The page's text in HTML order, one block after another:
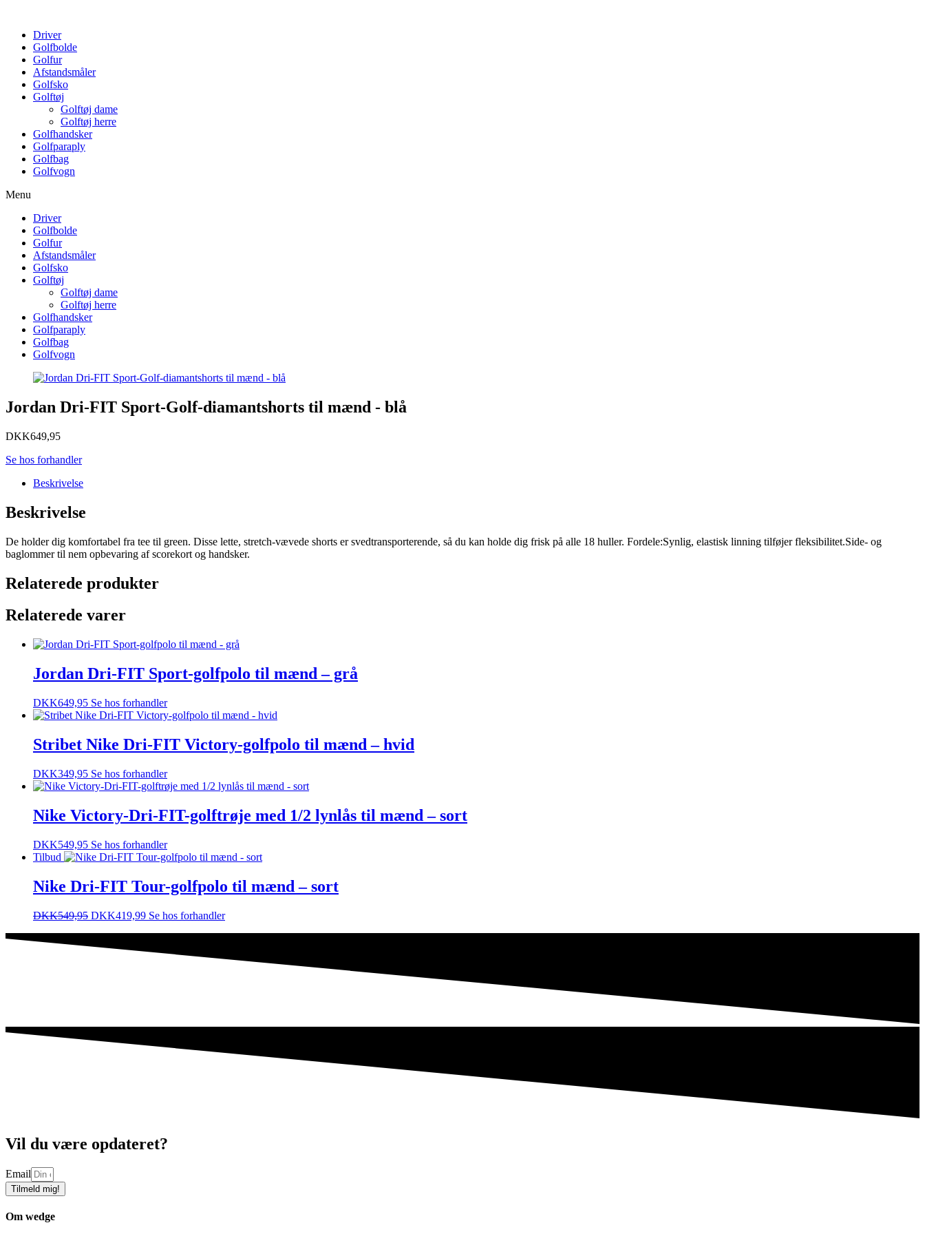
Driver
Golfbolde
Golfur
Afstandsmåler
Golfsko
Golftøj
Golftøj dame
Golftøj herre
Golfhandsker
Golfparaply
Golfbag
Golfvogn
Menu
Driver
Golfbolde
Golfur
Afstandsmåler
Golfsko
Golftøj
Golftøj dame
Golftøj herre
Golfhandsker
Golfparaply
Golfbag
Golfvogn
Jordan Dri-FIT Sport-Golf-diamantshorts til mænd - blå
DKK649,95
Se hos forhandler
Beskrivelse
Beskrivelse
De holder dig komfortabel fra tee til green. Disse lette, stretch-vævede shorts er svedtransporterende, så du kan holde dig frisk på alle 18 huller. Fordele:Synlig, elastisk linning tilføjer fleksibilitet.Side- og
baglommer til nem opbevaring af scorekort og handsker.
Relaterede produkter
Relaterede varer
Jordan Dri-FIT Sport-golfpolo til mænd – grå
DKK649,95 Se hos forhandler
Stribet Nike Dri-FIT Victory-golfpolo til mænd – hvid
DKK349,95 Se hos forhandler
Nike Victory-Dri-FIT-golftrøje med 1/2 lynlås til mænd – sort
DKK549,95 Se hos forhandler
Tilbud
Nike Dri-FIT Tour-golfpolo til mænd – sort
DKK549,95 DKK419,99 Se hos forhandler
Vil du være opdateret?
Email
Tilmeld mig!
Om wedge